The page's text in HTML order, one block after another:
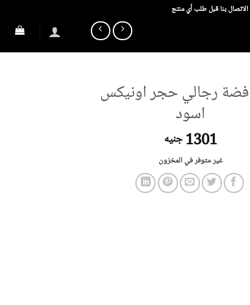
الاتصال بنا قبل طلب أي منتج
رجالي حجر اونيكس
اسود
1301 جنيه
غير متوفر في المخزون